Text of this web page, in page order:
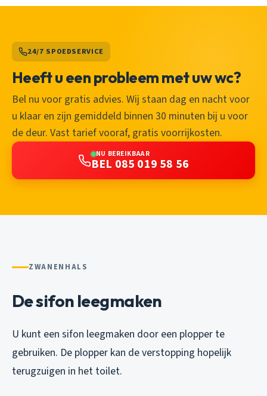
24/7 SPOEDSERVICE
Heeft u een probleem met uw wc?
Bel nu voor gratis advies. Wij staan dag en nacht voor
u klaar en zijn gemiddeld binnen 30 minuten bij u voor
de deur. Vast tarief vooraf, gratis voorrijkosten.
NU BEREIKBAAR
BEL 085 019 58 56
ZWANENHALS
De sifon leegmaken
U kunt een sifon leegmaken door een plopper te
gebruiken. De plopper kan de verstopping hopelijk
terugzuigen in het toilet.